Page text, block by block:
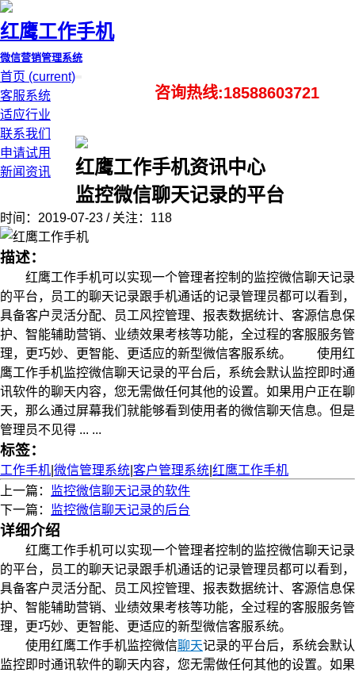
红鹰工作手机
微信营销管理系统
首页 (current)
客服系统
适应行业
联系我们
申请试用
新闻资讯
咨询热线:18588603721
红鹰工作手机资讯中心
监控微信聊天记录的平台
时间：2019-07-23 / 关注：118
描述：
红鹰工作手机可以实现一个管理者控制的监控微信聊天记录
的平台，员工的聊天记录跟手机通话的记录管理员都可以看到，
具备客户灵活分配、员工风控管理、报表数据统计、客源信息保
护、智能辅助营销、业绩效果考核等功能，全过程的客服服务管
理，更巧妙、更智能、更适应的新型微信客服系统。 使用红
鹰工作手机监控微信聊天记录的平台后，系统会默认监控即时通
讯软件的聊天内容，您无需做任何其他的设置。如果用户正在聊
天，那么通过屏幕我们就能够看到使用者的微信聊天信息。但是
管理员不见得 ... ...
标签：
工作手机 微信管理系统 客户管理系统 红鹰工作手机
上一篇：
监控微信聊天记录的软件
下一篇：
监控微信聊天记录的后台
详细介绍
红鹰工作手机可以实现一个管理者控制的监控微信聊天记录
的平台，员工的聊天记录跟手机通话的记录管理员都可以看到，
具备客户灵活分配、员工风控管理、报表数据统计、客源信息保
护、智能辅助营销、业绩效果考核等功能，全过程的客服服务管
理，更巧妙、更智能、更适应的新型微信客服系统。
使用红鹰工作手机监控微信聊天记录的平台后，系统会默认
监控即时通讯软件的聊天内容，您无需做任何其他的设置。如果